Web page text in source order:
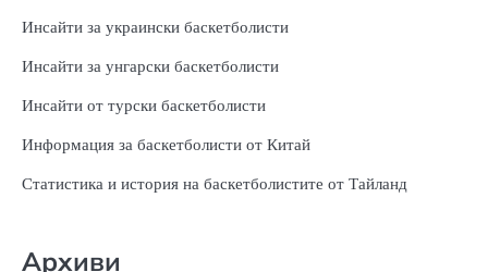
Инсайти за украински баскетболисти
Инсайти за унгарски баскетболисти
Инсайти от турски баскетболисти
Информация за баскетболисти от Китай
Статистика и история на баскетболистите от Тайланд
Архиви